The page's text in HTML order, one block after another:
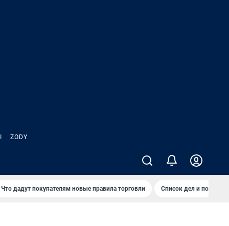
ZODY
Что дадут покупателям новые правила торговли Список дел и покупок